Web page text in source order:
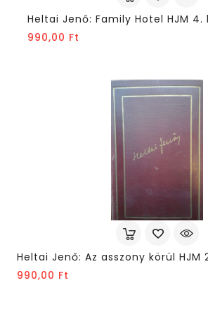
Heltai Jenő: Family Hotel HJM 4.
990,00 Ft
Heltai Jenő: Az asszony körül HJM
990,00 Ft